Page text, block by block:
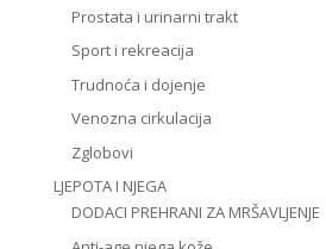
Prostata i urinarni trakt
Sport i rekreacija
Trudnoća i dojenje
Venozna cirkulacija
Zglobovi
LJEPOTA I NJEGA
DODACI PREHRANI ZA MRŠAVLJENJE